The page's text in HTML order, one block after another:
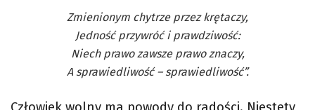
Zmienionym chytrze przez krętaczy,
Jedność przywróć i prawdziwość:
Niech prawo zawsze prawo znaczy,
A sprawiedliwość – sprawiedliwość”.